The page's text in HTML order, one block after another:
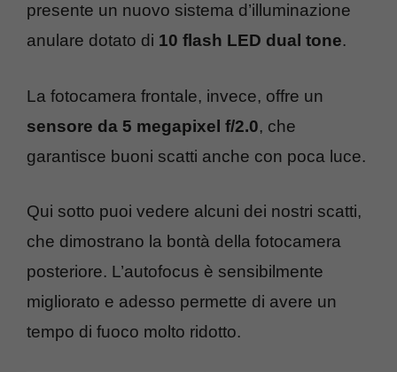
presente un nuovo sistema d’illuminazione
anulare dotato di 10 flash LED dual tone.
La fotocamera frontale, invece, offre un
sensore da 5 megapixel f/2.0, che
garantisce buoni scatti anche con poca luce.
Qui sotto puoi vedere alcuni dei nostri scatti,
che dimostrano la bontà della fotocamera
posteriore. L’autofocus è sensibilmente
migliorato e adesso permette di avere un
tempo di fuoco molto ridotto.